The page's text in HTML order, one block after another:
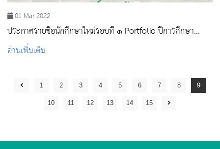
01 Mar 2022
ประกาศรายชื่อนักศึกษาใหม่รอบที่ ๑ Portfolio ปีการศึกษา
๒๕๖๕
อ่านเพิ่มเติม
1 2 3 4 5 6 7 8 9
10 11 12 13 14 15